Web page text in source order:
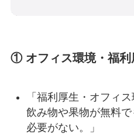
① オフィス環境・福利
「福利厚生・オフィ
飲み物や果物が無料
必要がない。」